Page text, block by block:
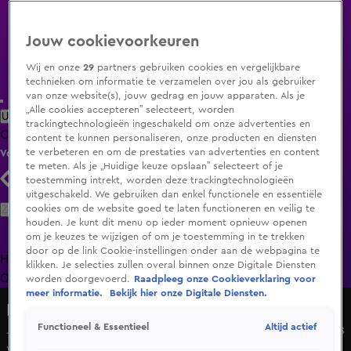
Uitzending Gemist Populaire programma's Zenders Genres
ClipsFilmsRadioSmart TV inlogShop
Volg KIJK
Zoeken
HomeUitzending Gemist Programma's De Bondgenoten
OranjezomerLivestreamsShop
Jack van Gelder over celstraf voor ex-Jumbo-topman Frits
Jouw cookievoorkeuren
Wij en onze29 partners gebruiken cookies en vergelijkbare
technieken om informatie te verzamelen over jou als gebruiker
van onze website(s), jouw gedrag en jouw apparaten. Als je
„Alle cookies accepteren” selecteert, worden
trackingtechnologieën ingeschakeld om onze advertenties en
content te kunnen personaliseren, onze producten en diensten
te verbeteren en om de prestaties van advertenties en content
te meten. Als je „Huidige keuze opslaan” selecteert of je
toestemming intrekt, worden deze trackingtechnologieën
uitgeschakeld. We gebruiken dan enkel functionele en essentiële
cookies om de website goed te laten functioneren en veilig te
houden. Je kunt dit menu op ieder moment opnieuw openen
om je keuzes te wijzigen of om je toestemming in te trekken
door op de link Cookie-instellingen onder aan de webpagina te
klikken. Je selecties zullen overal binnen onze Digitale Diensten
worden doorgevoerd.
Raadpleeg onze Cookieverklaring voor
meer informatie.
Bekijk hier onze Digitale Diensten.
Functioneel & Essentieel Altijd actief